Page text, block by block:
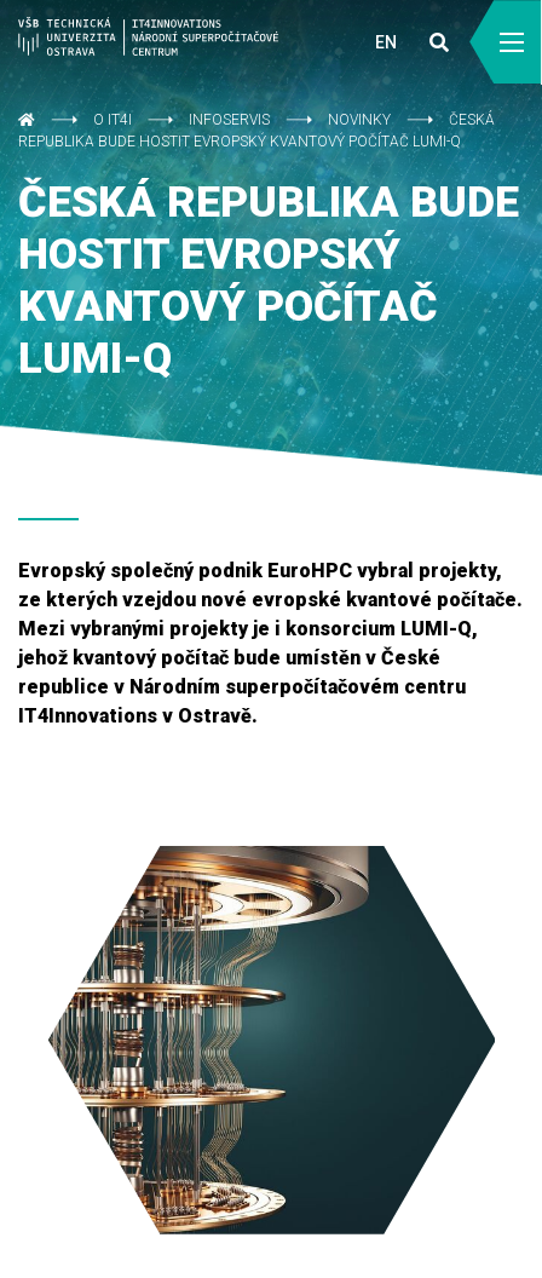
EN
O IT4I INFOSERVIS NOVINKY
ČESKÁ
REPUBLIKA BUDE HOSTIT EVROPSKÝ KVANTOVÝ POČÍTAČ LUMI-Q
ČESKÁ REPUBLIKA BUDE
HOSTIT EVROPSKÝ
KVANTOVÝ POČÍTAČ
LUMI-Q
Evropský společný podnik EuroHPC vybral projekty,
ze kterých vzejdou nové evropské kvantové počítače.
Mezi vybranými projekty je i konsorcium LUMI-Q,
jehož kvantový počítač bude umístěn v České
republice v Národním superpočítačovém centru
IT4Innovations v Ostravě.